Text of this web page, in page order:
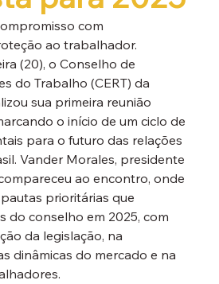
com
ao trabalhador.
(20), o Conselho de
do Trabalho (CERT) da
sua primeira reunião
o início de um ciclo de
para o futuro das relações
Vander Morales, presidente
ao encontro, onde
prioritárias que
do conselho em 2025, com
da legislação, na
dinâmicas do mercado e na